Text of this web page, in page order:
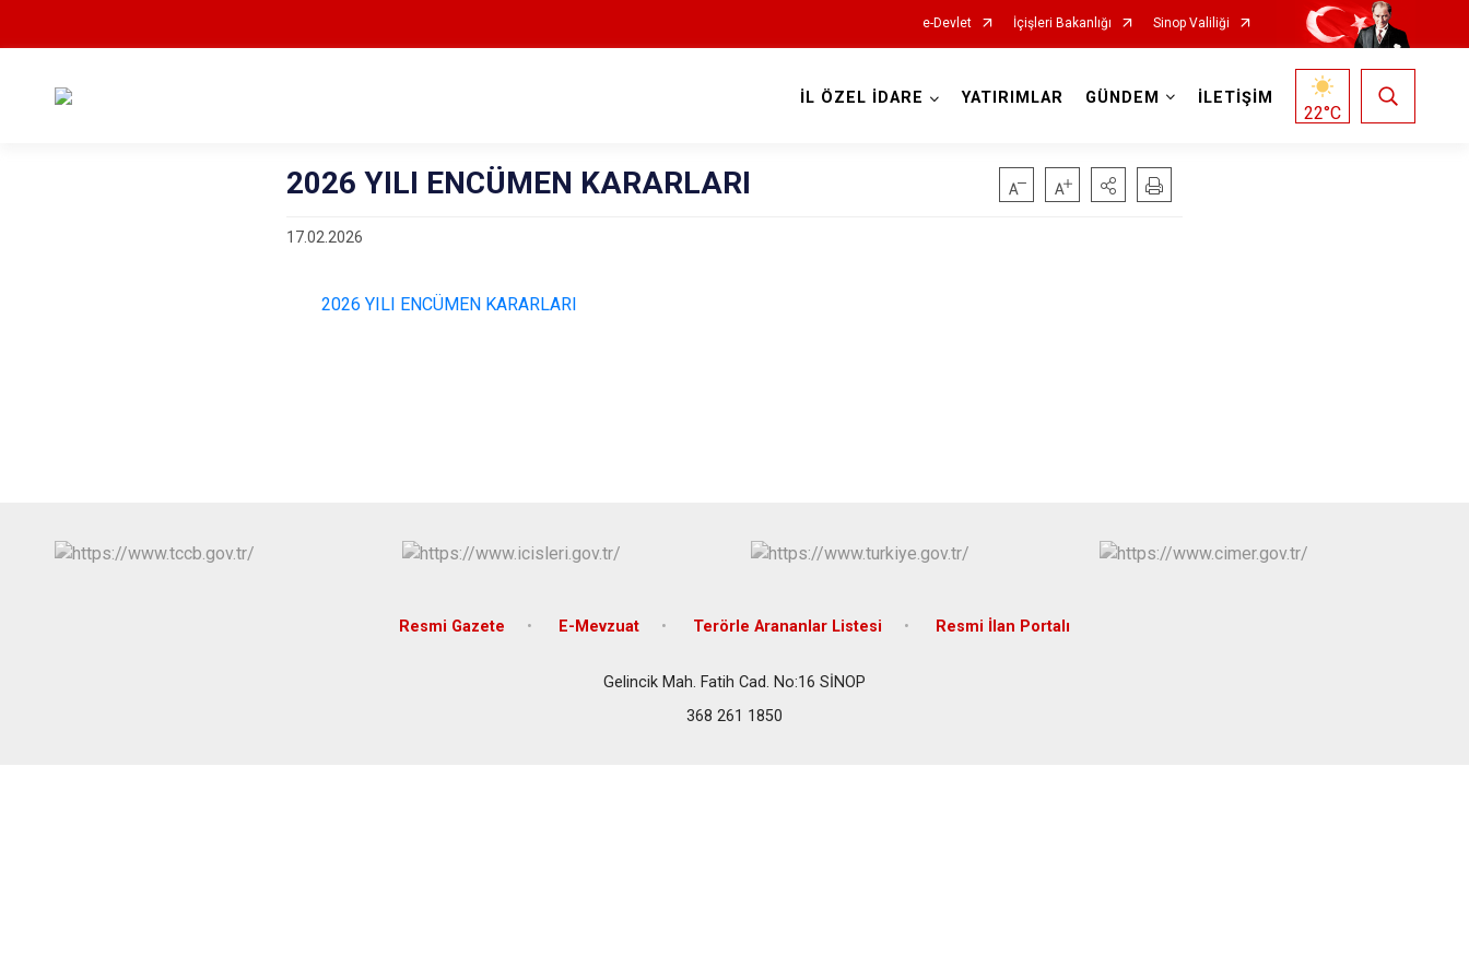
e-Devlet İçişleri Bakanlığı Sinop Valiliği
İL ÖZEL İDARE YATIRIMLAR GÜNDEM İLETİŞİM
22°C
2026 YILI ENCÜMEN KARARLARI
17.02.2026
2026 YILI ENCÜMEN KARARLARI
Resmi Gazete E-Mevzuat Terörle Arananlar Listesi Resmi İlan Portalı
Gelincik Mah. Fatih Cad. No:16 SİNOP
368 261 1850